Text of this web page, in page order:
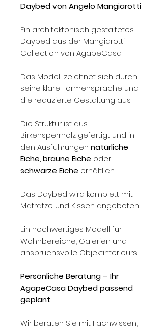
Daybed von Angelo Mangiarotti
Ein architektonisch gestaltetes
Daybed aus der Mangiarotti
Collection von AgapeCasa.
Das Modell zeichnet sich durch
seine klare Formensprache und
die reduzierte Gestaltung aus.
Die Struktur ist aus
Birkensperrholz gefertigt und in
den Ausführungen natürliche
Eiche,braune Eiche oder
schwarze Eiche erhältlich.
Das Daybed wird komplett mit
Matratze und Kissen angeboten.
Ein hochwertiges Modell für
Wohnbereiche, Galerien und
anspruchsvolle Objektinterieurs.
Persönliche Beratung – Ihr
AgapeCasa Daybed passend
geplant
Wir beraten Sie mit Fachwissen,